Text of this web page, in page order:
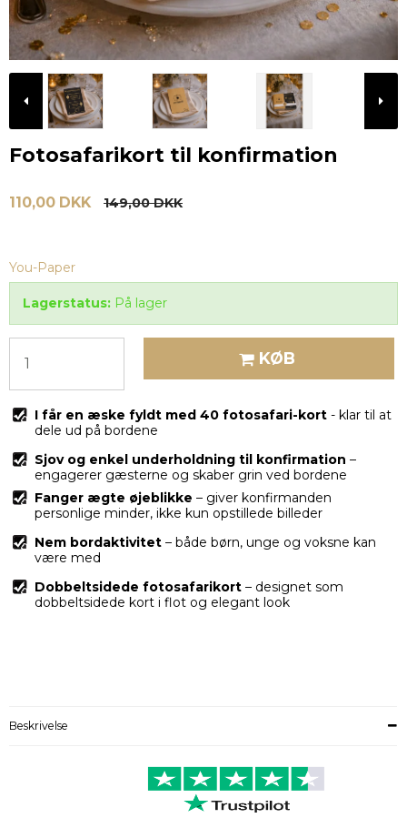
Fotosafarikort til konfirmation
110,00 DKK 149,00 DKK
You-Paper
Lagerstatus: På lager
KØB
I får en æske fyldt med 40 fotosafari-kort - klar til at
dele ud på bordene
Sjov og enkel underholdning til konfirmation –
engagerer gæsterne og skaber grin ved bordene
Fanger ægte øjeblikke – giver konfirmanden
personlige minder, ikke kun opstillede billeder
Nem bordaktivitet – både børn, unge og voksne kan
være med
Dobbeltsidede fotosafarikort – designet som
dobbeltsidede kort i flot og elegant look
Beskrivelse